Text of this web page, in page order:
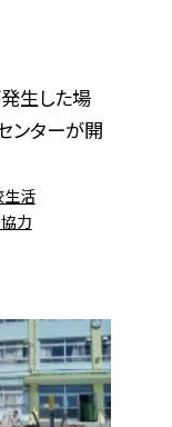
生した場
ンターが開
活
力